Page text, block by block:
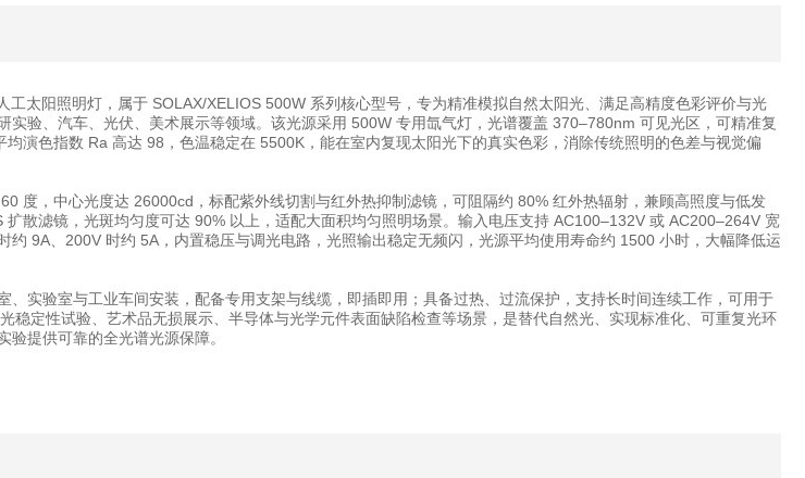
工太阳照明灯，属于 SOLAX/XELIOS 500W 系列核心型号，专为精准模拟自然太阳光、满足高精度色彩评价与光
实验、汽车、光伏、美术展示等领域。该光源采用 500W 专用氙气灯，光谱覆盖 370–780nm 可见光区，可精准复
演色指数 Ra 高达 98，色温稳定在 5500K，能在室内复现太阳光下的真实色彩，消除传统照明的色差与视觉偏
度，中心光度达 26000cd，标配紫外线切割与红外热抑制滤镜，可阻隔约 80% 红外热辐射，兼顾高照度与低发
散滤镜，光斑均匀度可达 90% 以上，适配大面积均匀照明场景。输入电压支持 AC100–132V 或 AC200–264V 宽
约 9A、200V 时约 5A，内置稳压与调光电路，光照输出稳定无频闪，光源平均使用寿命约 1500 小时，大幅降低运
、实验室与工业车间安装，配备专用支架与线缆，即插即用；具备过热、过流保护，支持长时间连续工作，可用于
稳定性试验、艺术品无损展示、半导体与光学元件表面缺陷检查等场景，是替代自然光、实现标准化、可重复光环
提供可靠的全光谱光源保障。